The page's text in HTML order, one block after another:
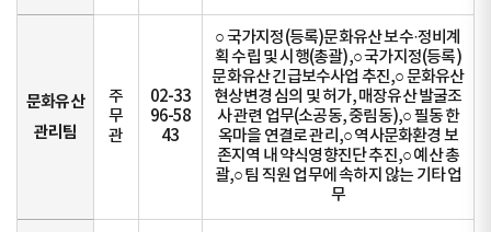
문화유산
관리팀
주
무
관
02-33
96-58
43
○ 국가지정(등록)문화유산 보수·정비계
획 수립 및 시행(총괄),○ 국가지정(등록)
문화유산 긴급보수사업 추진,○ 문화유산
현상변경 심의 및 허가, 매장유산 발굴조
사 관련 업무(소공동, 중림동),○ 필동 한
옥마을 연결로 관리,○ 역사문화환경 보
존지역 내 약식영향진단 추진,○ 예산 총
괄,○ 팀 직원 업무에 속하지 않는 기타 업
무